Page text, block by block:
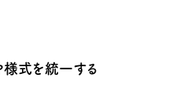
様式を統一する